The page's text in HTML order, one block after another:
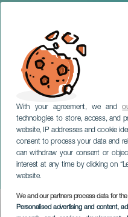
With your agreement, we and
technologies to store, access, and
website, IP addresses and cookie
consent to process your data and
can withdraw your consent or
interest at any time by clicking on
website.
We and our partners process data for
Personalised advertising and content,
Brahms y
TENERIFE
Imagen